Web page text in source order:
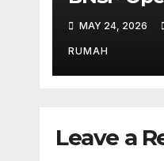
Digital
Bekasi
MAY 24, 2026
RUMAH
Leave a